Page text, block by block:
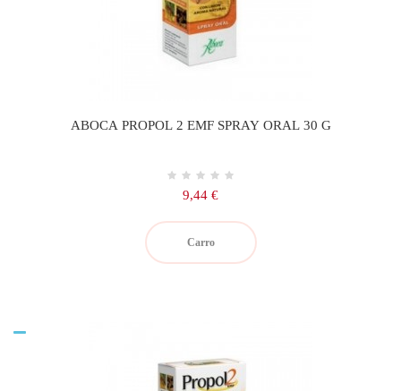
ABOCA PROPOL 2 EMF SPRAY ORAL 30 G
Precio
9,44 €
Carro